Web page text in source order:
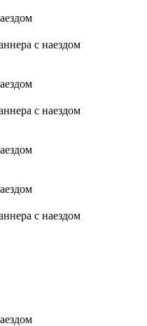
с наездом
с наездом
с наездом